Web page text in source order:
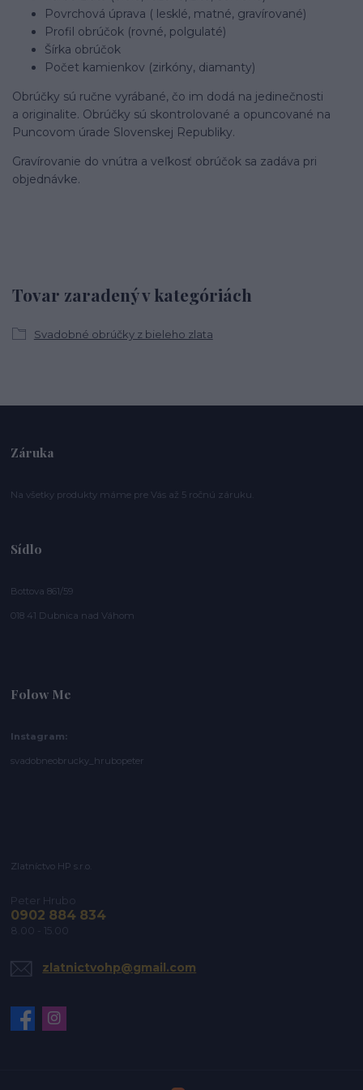
Povrchová úprava ( lesklé, matné, gravírované)
Profil obrúčok (rovné, polgulaté)
Šírka obrúčok
Počet kamienkov (zirkóny, diamanty)
Obrúčky sú ručne vyrábané, čo im dodá na jedinečnosti
a originalite. Obrúčky sú skontrolované a opuncované na
Puncovom úrade Slovenskej Republiky.
Gravírovanie do vnútra a veľkosť obrúčok sa zadáva pri
objednávke.
Tovar zaradený v kategóriách
Svadobné obrúčky z bieleho zlata
Záruka
Na všetky produkty máme pre Vás až 5 ročnú záruku.
Sídlo
Bottova 861/59
018 41 Dubnica nad Váhom
Folow Me
Instagram:
svadobneobrucky_hrubopeter
Zlatníctvo HP s.r.o.
Peter Hrubo
0902 884 834
8.00 - 15.00
zlatnictvohp@gmail.com